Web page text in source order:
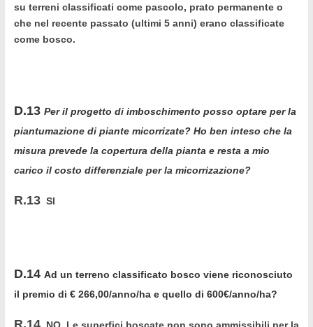
su terreni classificati come pascolo, prato permanente o
che nel recente passato (ultimi 5 anni) erano classificate
come bosco.
D.13 Per il progetto di imboschimento posso optare per la
piantumazione di piante micorrizate? Ho ben inteso che la
misura prevede la copertura della pianta e resta a mio
carico il costo differenziale per la micorrizazione?
R.13 SI
D.14 Ad un terreno classificato bosco viene riconosciuto
il premio di € 266,00/anno/ha e quello di 600€/anno/ha?
R.14 NO. Le superfici boscate non sono ammissibili per la